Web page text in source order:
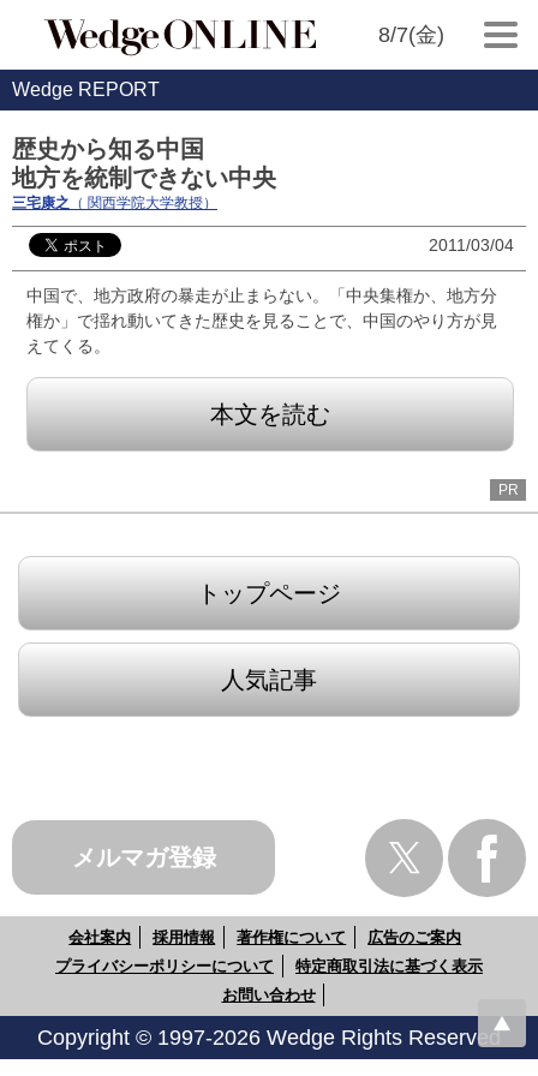
8/7(金)
Wedge REPORT
歴史から知る中国
地方を統制できない中央
三宅康之 （ 関西学院大学教授）
2011/03/04
中国で、地方政府の暴走が止まらない。「中央集権か、地方分
権か」で揺れ動いてきた歴史を見ることで、中国のやり方が見
えてくる。
本文を読む
PR
トップページ
人気記事
メルマガ登録
会社案内 採用情報 著作権について
広告のご案内
プライバシーポリシーについて
特定商取引法に基づく表示
お問い合わせ
Copyright © 1997-2026 Wedge Rights Reserved